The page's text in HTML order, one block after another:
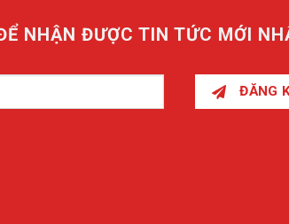
NHẬN ĐƯỢC TIN TỨC MỚI
ĐĂNG